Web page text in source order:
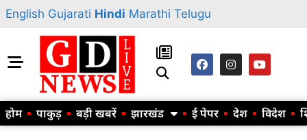
English Gujarati Hindi Marathi Telugu
होम पाकुड़ बड़ी खबरें झारखंड ई पेपर देश विदेश